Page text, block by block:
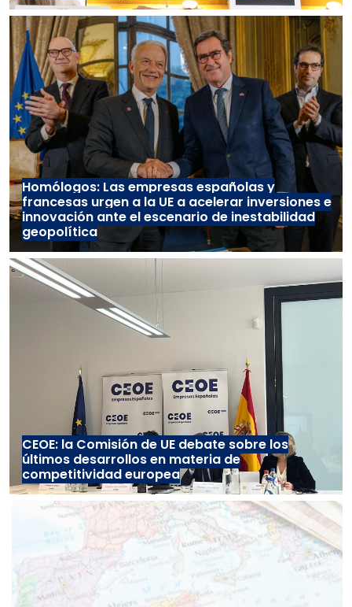
Homólogos: Las empresas españolas y
francesas urgen a la UE a acelerar inversiones e
innovación ante el escenario de inestabilidad
geopolítica
CEOE: la Comisión de UE debate sobre los
últimos desarrollos en materia de
competitividad europea